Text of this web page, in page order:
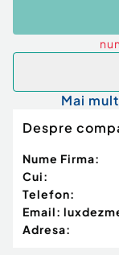
Mai
Despre
Nume Firma:
Cui:
Telefon:
Email:
Adresa: